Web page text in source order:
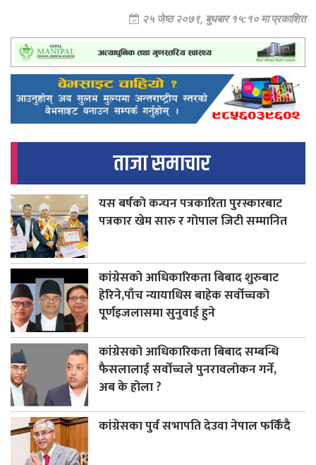
२५ जेष्ठ २०७९, बुधबार १५:१० मा प्रकाशित
ताजा समाचार
यस बर्षको कन्चन पत्रकारिता पुरस्कारबाट
पत्रकार खेम सारु र गोपाल जिटी सम्मानित
कांग्रेसको आधिकारिकता बिबाद शुरुबाट
हेरिने,पाँच न्यायाधिस बाहेक सर्वोच्चको
पूर्णइजलासमा सुनुवाई हुने
कांग्रेसको आधिकारिकता बिबाद सम्बन्धि
फैसलालाई सर्वोच्चले पुनरावलोकन गर्ने,
अब के होला ?
कांग्रेसका पुर्व सभापति देउवा नेपाल फर्किंदै